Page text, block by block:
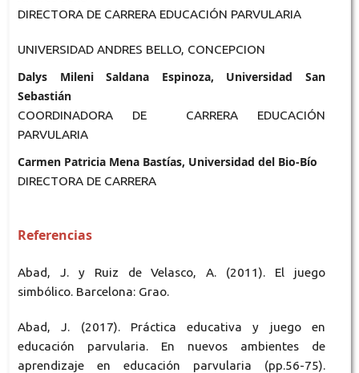
DIRECTORA DE CARRERA EDUCACIÓN PARVULARIA
UNIVERSIDAD ANDRES BELLO, CONCEPCION
Dalys Mileni Saldana Espinoza, Universidad San
Sebastián
COORDINADORA DE CARRERA EDUCACIÓN
PARVULARIA
Carmen Patricia Mena Bastías, Universidad del Bio-Bío
DIRECTORA DE CARRERA
Referencias
Abad, J. y Ruiz de Velasco, A. (2011). El juego
simbólico. Barcelona: Grao.
Abad, J. (2017). Práctica educativa y juego en
educación parvularia. En nuevos ambientes de
aprendizaje en educación parvularia (pp.56-75).